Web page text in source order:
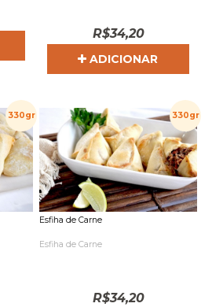
R$34,20
ADICIONAR
330gr 330gr
Esfiha de Carne
Esfiha de Carne
R$34,20